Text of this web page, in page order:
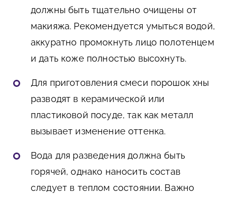
должны быть тщательно очищены от
макияжа. Рекомендуется умыться водой,
аккуратно промокнуть лицо полотенцем
и дать коже полностью высохнуть.
Для приготовления смеси порошок хны
разводят в керамической или
пластиковой посуде, так как металл
вызывает изменение оттенка.
Вода для разведения должна быть
горячей, однако наносить состав
следует в теплом состоянии. Важно